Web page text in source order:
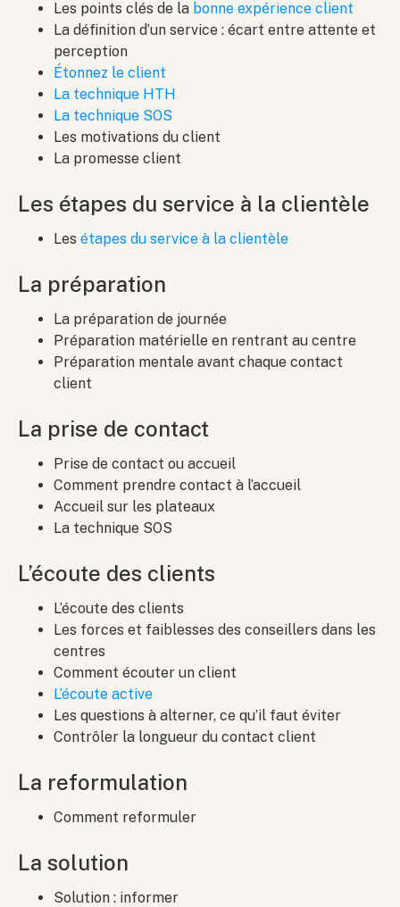
Les points clés de la bonne expérience client
La définition d’un service : écart entre attente et
perception
Étonnez le client
La technique HTH
La technique SOS
Les motivations du client
La promesse client
Les étapes du service à la clientèle
Les étapes du service à la clientèle
La préparation
La préparation de journée
Préparation matérielle en rentrant au centre
Préparation mentale avant chaque contact
client
La prise de contact
Prise de contact ou accueil
Comment prendre contact à l’accueil
Accueil sur les plateaux
La technique SOS
L’écoute des clients
L’écoute des clients
Les forces et faiblesses des conseillers dans les
centres
Comment écouter un client
L’écoute active
Les questions à alterner, ce qu’il faut éviter
Contrôler la longueur du contact client
La reformulation
Comment reformuler
La solution
Solution : informer